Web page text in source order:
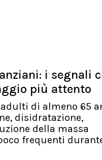
i segnali
più attento
di almeno 65
disidratazione,
della massa
frequenti